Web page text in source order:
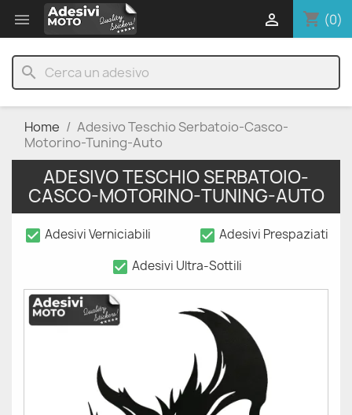
 shopping_cart (0)

search
Home
Adesivo Teschio Serbatoio-Casco-
Motorino-Tuning-Auto
ADESIVO TESCHIO SERBATOIO-
CASCO-MOTORINO-TUNING-AUTO
check_box Adesivi Verniciabili check_box Adesivi Prespaziati
check_box Adesivi Ultra-Sottili